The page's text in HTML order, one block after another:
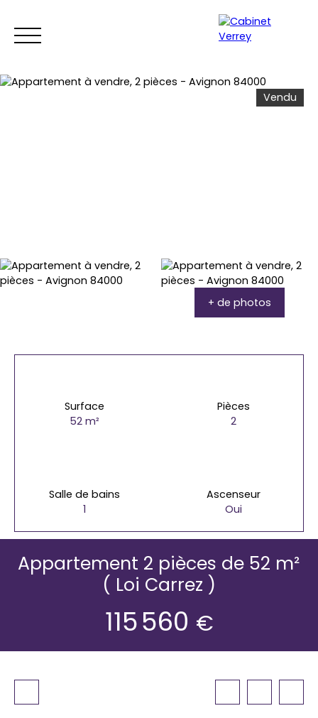
Vendu
+ de photos
Surface
52 m²
Pièces
2
Salle de bains
1
Ascenseur
Oui
Appartement 2 pièces de 52 m²
( Loi Carrez )
115 560 €